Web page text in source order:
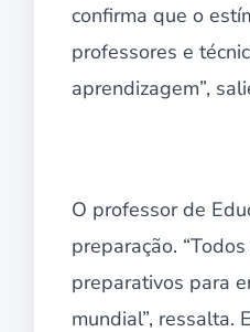
confirma que o
professores e
aprendizagem”,
O professor de
preparação.
preparativos para
mundial”, ressalta.